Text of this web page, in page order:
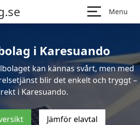
Menu
i Karesuando
kan kännas svårt, men med
blir det enkelt och tryggt –
i Karesuando.
Jämför elavtal